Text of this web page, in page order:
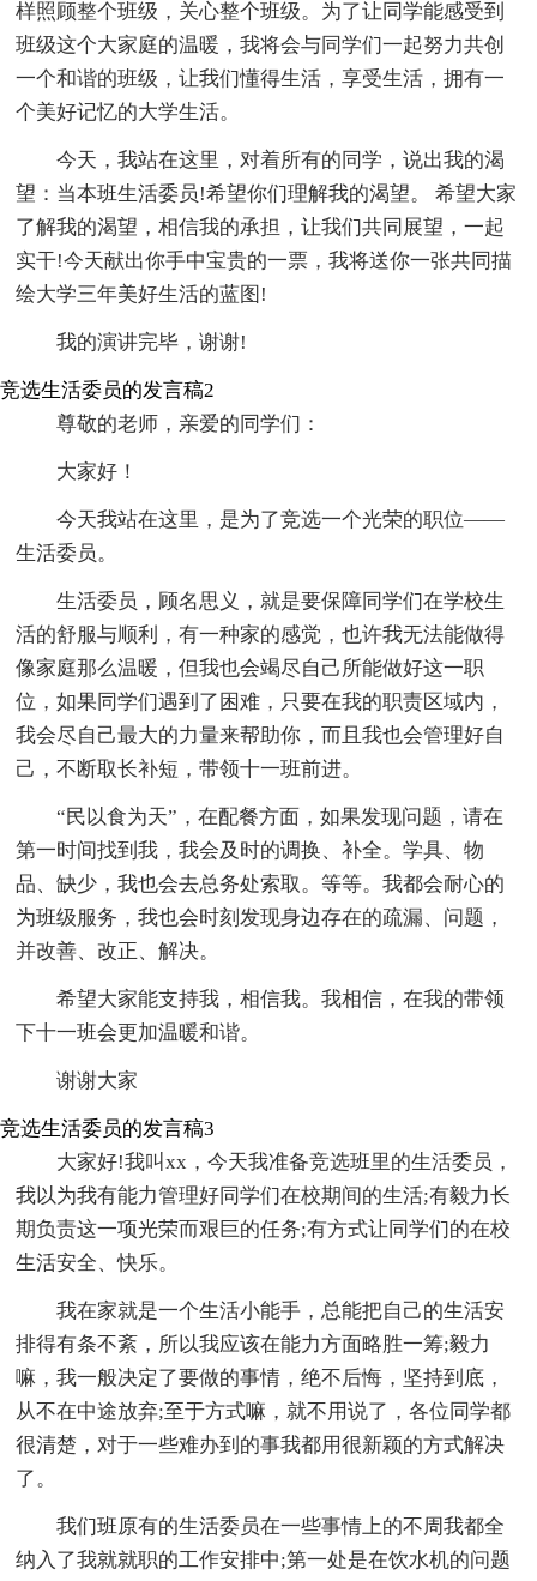
样照顾整个班级，关心整个班级。为了让同学能感受到
班级这个大家庭的温暖，我将会与同学们一起努力共创
一个和谐的班级，让我们懂得生活，享受生活，拥有一
个美好记忆的大学生活。
今天，我站在这里，对着所有的同学，说出我的渴
望：当本班生活委员!希望你们理解我的渴望。 希望大家
了解我的渴望，相信我的承担，让我们共同展望，一起
实干!今天献出你手中宝贵的一票，我将送你一张共同描
绘大学三年美好生活的蓝图!
我的演讲完毕，谢谢!
竞选生活委员的发言稿2
尊敬的老师，亲爱的同学们：
大家好！
今天我站在这里，是为了竞选一个光荣的职位——
生活委员。
生活委员，顾名思义，就是要保障同学们在学校生
活的舒服与顺利，有一种家的感觉，也许我无法能做得
像家庭那么温暖，但我也会竭尽自己所能做好这一职
位，如果同学们遇到了困难，只要在我的职责区域内，
我会尽自己最大的力量来帮助你，而且我也会管理好自
己，不断取长补短，带领十一班前进。
“民以食为天”，在配餐方面，如果发现问题，请在
第一时间找到我，我会及时的调换、补全。学具、物
品、缺少，我也会去总务处索取。等等。我都会耐心的
为班级服务，我也会时刻发现身边存在的疏漏、问题，
并改善、改正、解决。
希望大家能支持我，相信我。我相信，在我的带领
下十一班会更加温暖和谐。
谢谢大家
竞选生活委员的发言稿3
大家好!我叫xx，今天我准备竞选班里的生活委员，
我以为我有能力管理好同学们在校期间的生活;有毅力长
期负责这一项光荣而艰巨的任务;有方式让同学们的在校
生活安全、快乐。
我在家就是一个生活小能手，总能把自己的生活安
排得有条不紊，所以我应该在能力方面略胜一筹;毅力
嘛，我一般决定了要做的事情，绝不后悔，坚持到底，
从不在中途放弃;至于方式嘛，就不用说了，各位同学都
很清楚，对于一些难办到的事我都用很新颖的方式解决
了。
我们班原有的生活委员在一些事情上的不周我都全
纳入了我就就职的工作安排中;第一处是在饮水机的问题